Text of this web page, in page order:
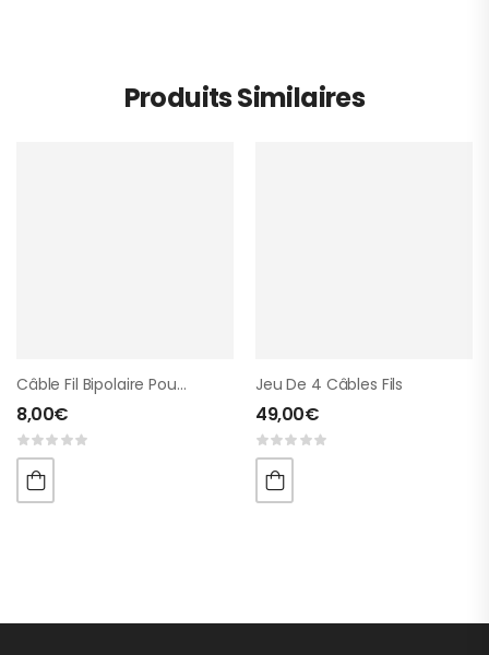
Produits Similaires
Câble Fil Bipolaire Pour Schwa-Medico
8,00€
Jeu De 4 Câbles Fils
49,00€